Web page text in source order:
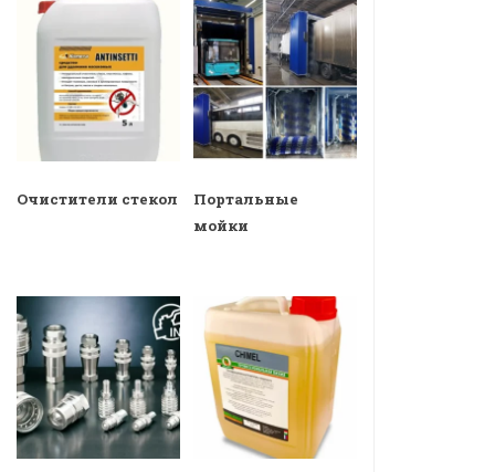
Очистители стекол
Портальные
мойки